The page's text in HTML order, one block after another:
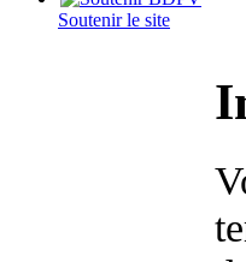
Soutenir le site